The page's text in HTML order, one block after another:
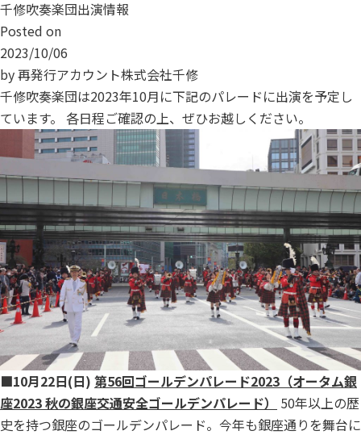
千修吹奏楽団出演情報
Posted on
2023/10/06
by再発行アカウント株式会社千修
千修吹奏楽団は2023年10月に下記のパレードに出演を予定し
ています。 各日程ご確認の上、ぜひお越しください。
■10月22日(日) 第56回ゴールデンパレード2023（オータム銀
座2023 秋の銀座交通安全ゴールデンパレード）
50年以上の歴
史を持つ銀座のゴールデンパレード。今年も銀座通りを舞台に